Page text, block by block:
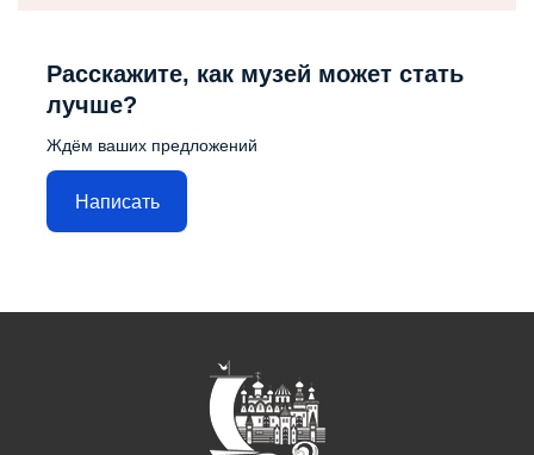
Расскажите, как музей может стать
лучше?
Ждём ваших предложений
Написать